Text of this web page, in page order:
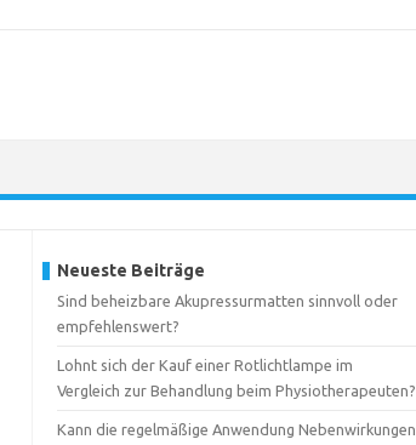
Neueste Beiträge
Sind beheizbare Akupressurmatten sinnvoll oder
empfehlenswert?
Lohnt sich der Kauf einer Rotlichtlampe im
Vergleich zur Behandlung beim Physiotherapeuten?
Kann die regelmäßige Anwendung Nebenwirkungen